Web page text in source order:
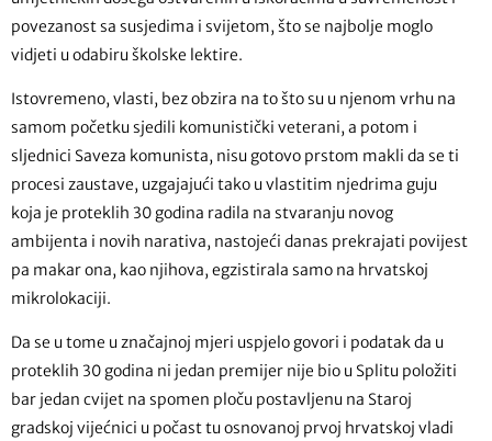
povezanost sa susjedima i svijetom, što se najbolje moglo
vidjeti u odabiru školske lektire.
Istovremeno, vlasti, bez obzira na to što su u njenom vrhu na
samom početku sjedili komunistički veterani, a potom i
sljednici Saveza komunista, nisu gotovo prstom makli da se ti
procesi zaustave, uzgajajući tako u vlastitim njedrima guju
koja je proteklih 30 godina radila na stvaranju novog
ambijenta i novih narativa, nastojeći danas prekrajati povijest
pa makar ona, kao njihova, egzistirala samo na hrvatskoj
mikrolokaciji.
Da se u tome u značajnoj mjeri uspjelo govori i podatak da u
proteklih 30 godina ni jedan premijer nije bio u Splitu položiti
bar jedan cvijet na spomen ploču postavljenu na Staroj
gradskoj vijećnici u počast tu osnovanoj prvoj hrvatskoj vladi